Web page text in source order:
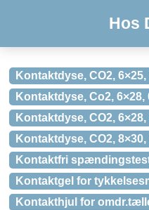
Hos
Kontaktdyse, CO2, 6×25,
Kontaktdyse, Co2, 6×28,
Kontaktdyse, CO2, 6×28,
Kontaktdyse, CO2, 8×30,
Kontaktfri
Kontaktgel for
Kontakthjul for